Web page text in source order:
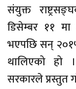
संयुक्त
डिसेम्बर ११ मा
भएपछि सन्
थालिएको हो
सरकारले प्रस्तुत